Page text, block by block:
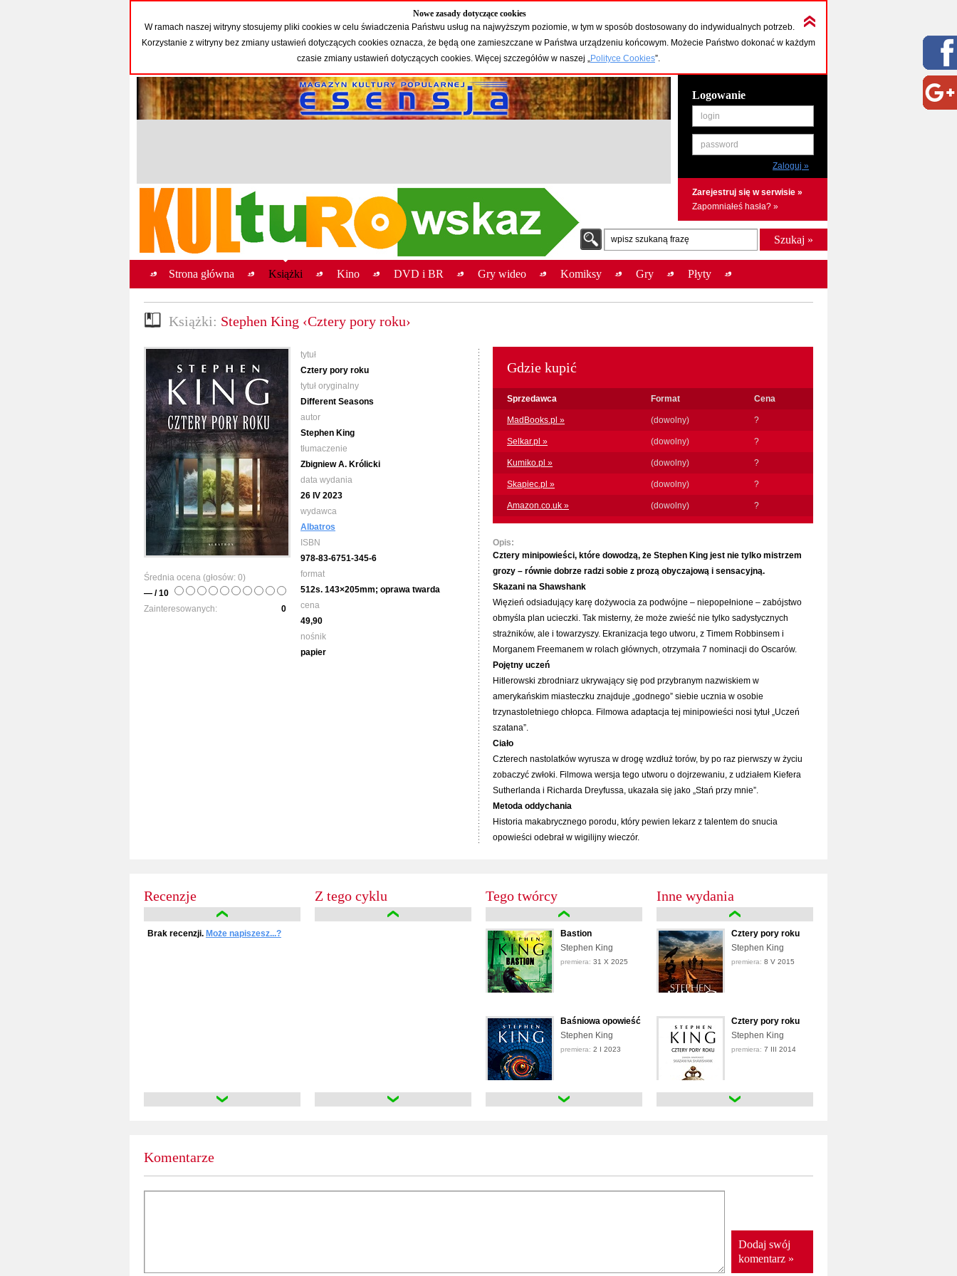
Nowe zasady dotyczące cookies
W ramach naszej witryny stosujemy pliki cookies w celu świadczenia Państwu usług na najwyższym poziomie, w tym w sposób dostosowany do indywidualnych potrzeb.
Korzystanie z witryny bez zmiany ustawień dotyczących cookies oznacza, że będą one zamieszczane w Państwa urządzeniu końcowym. Możecie Państwo dokonać w każdym
czasie zmiany ustawień dotyczących cookies. Więcej szczegółów w naszej „Polityce Cookies”.
Logowanie
login
password
Zarejestruj się w serwisie »
Zapomniałeś hasła? »
wpisz szukaną frazę
Strona główna Książki Kino DVD i BR Gry wideo Komiksy Gry Płyty
Książki: Stephen King ‹Cztery pory roku›
Średnia ocena (głosów: 0)
— / 10
0
Zainteresowanych:
tytuł
Cztery pory roku
tytuł oryginalny
Different Seasons
autor
Stephen King
tłumaczenie
Zbigniew A. Królicki
data wydania
26 IV 2023
wydawca
Albatros
ISBN
978-83-6751-345-6
format
512s. 143×205mm; oprawa twarda
cena
49,90
nośnik
papier
Gdzie kupić
Sprzedawca Format Cena
MadBooks.pl » (dowolny) ?
Selkar.pl » (dowolny) ?
Kumiko.pl » (dowolny) ?
Skapiec.pl » (dowolny) ?
Amazon.co.uk » (dowolny) ?
Opis:
Cztery minipowieści, które dowodzą, że Stephen King jest nie tylko mistrzem
grozy – równie dobrze radzi sobie z prozą obyczajową i sensacyjną.
Skazani na Shawshank
Więzień odsiadujący karę dożywocia za podwójne – niepopełnione – zabójstwo
obmyśla plan ucieczki. Tak misterny, że może zwieść nie tylko sadystycznych
strażników, ale i towarzyszy. Ekranizacja tego utworu, z Timem Robbinsem i
Morganem Freemanem w rolach głównych, otrzymała 7 nominacji do Oscarów.
Pojętny uczeń
Hitlerowski zbrodniarz ukrywający się pod przybranym nazwiskiem w
amerykańskim miasteczku znajduje „godnego” siebie ucznia w osobie
trzynastoletniego chłopca. Filmowa adaptacja tej minipowieści nosi tytuł „Uczeń
szatana”.
Ciało
Czterech nastolatków wyrusza w drogę wzdłuż torów, by po raz pierwszy w życiu
zobaczyć zwłoki. Filmowa wersja tego utworu o dojrzewaniu, z udziałem Kiefera
Sutherlanda i Richarda Dreyfussa, ukazała się jako „Stań przy mnie”.
Metoda oddychania
Historia makabrycznego porodu, który pewien lekarz z talentem do snucia
opowieści odebrał w wigilijny wieczór.
Recenzje
Brak recenzji. Może napiszesz...?
Z tego cyklu Tego twórcy
Bastion
Stephen King
premiera: 31 X 2025
Baśniowa opowieść
Stephen King
premiera: 2 I 2023
Bazar złych snów
Inne wydania
Cztery pory roku
Stephen King
premiera: 8 V 2015
Cztery pory roku
Stephen King
premiera: 7 III 2014
Cztery pory roku
Komentarze
Dodaj swój
komentarz »